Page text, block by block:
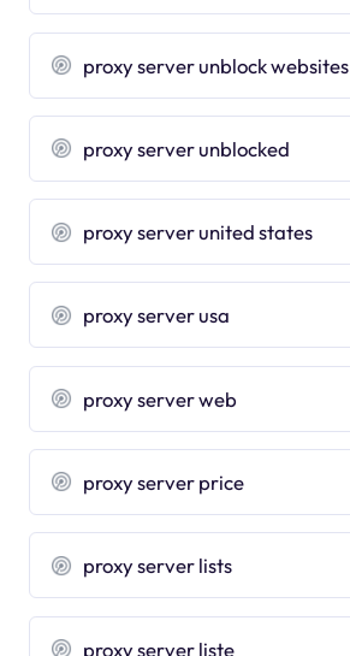
proxy server unblock websites
proxy server unblocked
proxy server united states
proxy server usa
proxy server web
proxy server price
proxy server lists
proxy server liste